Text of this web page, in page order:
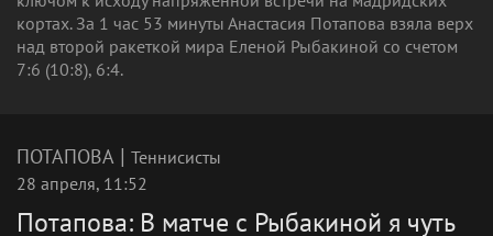
кортах. За 1 час 53 минуты Анастасия Потапова взяла верх
над второй ракеткой мира Еленой Рыбакиной со счетом
7:6 (10:8), 6:4.
ПОТАПОВА | Теннисисты
28 апреля, 11:52
Потапова: В матче с Рыбакиной я чуть